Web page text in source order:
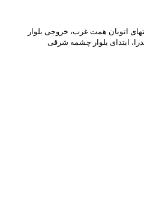
اتوبان همت غرب، خروجی بلوار
ابتدای بلوار چشمه شرقی